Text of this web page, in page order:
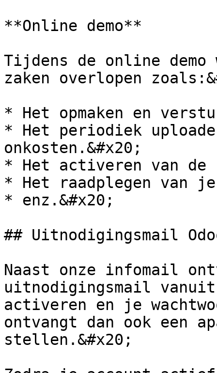
**Online demo**
Tijdens de online
zaken overlopen
* Het opmaken en
* Het periodiek
onkosten.&#x20;
* Het activeren van de
* Het raadplegen van
* enz.&#x20;
## Uitnodigingsmail
Naast onze infomail
uitnodigingsmail
activeren en je
ontvangt dan ook een
stellen.&#x20;